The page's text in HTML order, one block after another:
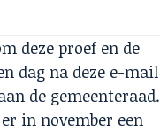
deze proef en de
dag na deze e-mail
de gemeenteraad.
in november een